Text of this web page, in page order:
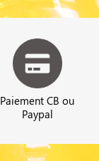
Paiement CB ou
Paypal